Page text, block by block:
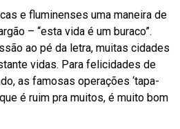
e fluminenses uma maneira de
– “esta vida é um buraco”.
ao pé da letra, muitas cidades
vidas. Para felicidades de
as famosas operações ‘tapa-
é ruim pra muitos, é muito bom